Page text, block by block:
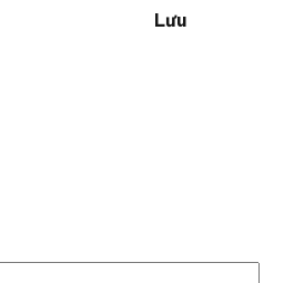
Lưu